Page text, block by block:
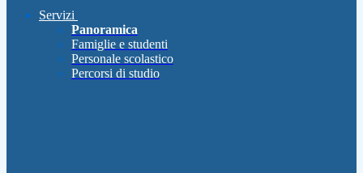
Servizi
Panoramica
Famiglie e studenti
Personale scolastico
Percorsi di studio